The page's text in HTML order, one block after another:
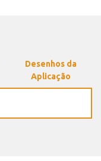
Desenhos da
Aplicação